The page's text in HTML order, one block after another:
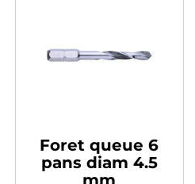
Foret queue 6
pans diam 4.5
mm